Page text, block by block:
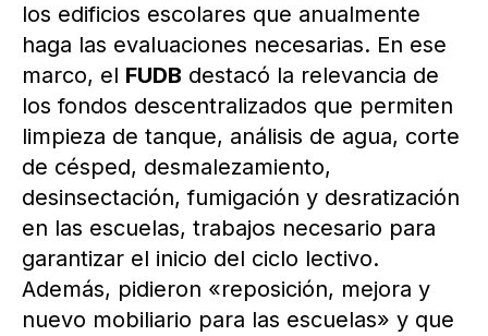
los edificios escolares que anualmente
haga las evaluaciones necesarias. En ese
marco, el FUDB destacó la relevancia de
los fondos descentralizados que permiten
limpieza de tanque, análisis de agua, corte
de césped, desmalezamiento,
desinsectación, fumigación y desratización
en las escuelas, trabajos necesario para
garantizar el inicio del ciclo lectivo.
Además, pidieron «reposición, mejora y
nuevo mobiliario para las escuelas» y que